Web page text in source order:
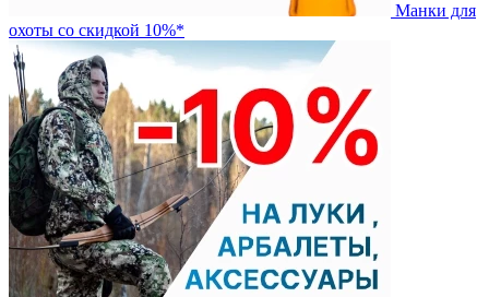
Манки для
охоты со скидкой 10%*